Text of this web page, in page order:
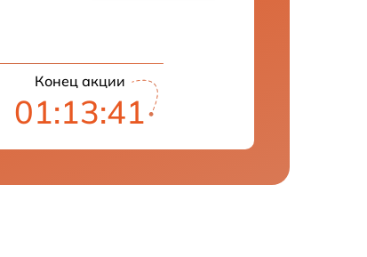
Конец акции
01:13:40